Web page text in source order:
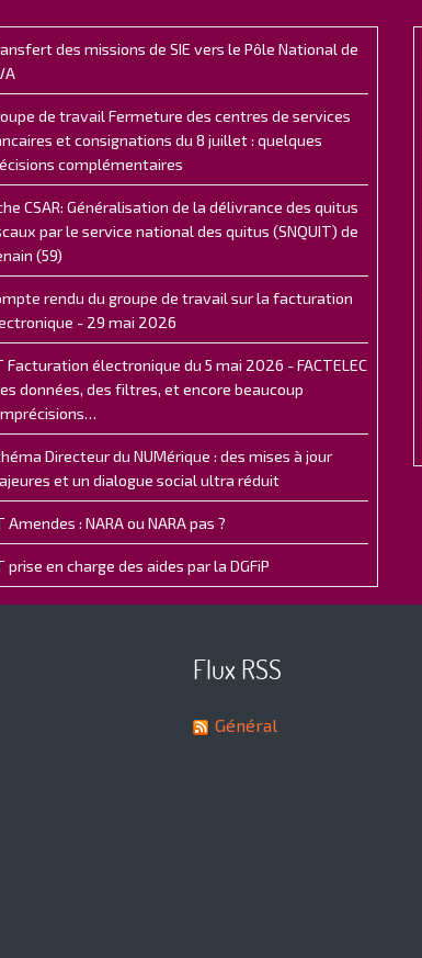
des missions de SIE vers le Pôle National de
de travail Fermeture des centres de services
et consignations du 8 juillet : quelques
complémentaires
CSAR: Généralisation de la délivrance des quitus
par le service national des quitus (SNQUIT) de
(59)
rendu du groupe de travail sur la facturation
- 29 mai 2026
Facturation électronique du 5 mai 2026 - FACTELEC
données, des filtres, et encore beaucoup
Directeur du NUMérique : des mises à jour
et un dialogue social ultra réduit
Amendes : NARA ou NARA pas ?
prise en charge des aides par la DGFiP
Flux RSS
Général